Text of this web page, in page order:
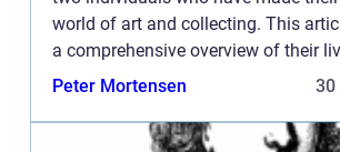
world of art and collecting. This
a comprehensive overview of their
contributions to the art world, and
Peter Mortensen 30